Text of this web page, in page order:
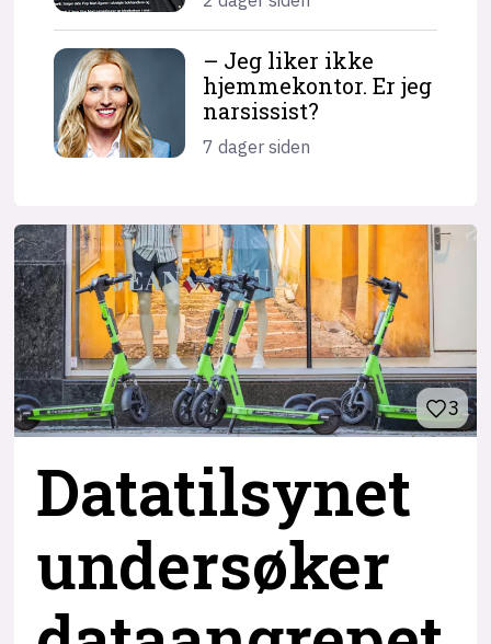
– Jeg liker ikke
hjemme­kontor. Er jeg
narsissist?
7 dager siden
3
Datatilsynet
undersøker